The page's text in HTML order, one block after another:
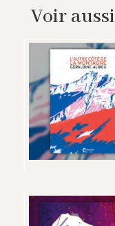
Voir aussi